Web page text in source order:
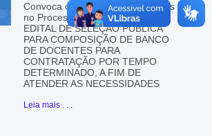
Convoca os candidatos aprovados
no Processo Seletivo 01/2026 –
EDITAL DE SELEÇÃO PÚBLICA
PARA COMPOSIÇÃO DE BANCO
DE DOCENTES PARA
CONTRATAÇÃO POR TEMPO
DETERMINADO, A FIM DE
ATENDER AS NECESSIDADES
Leia mais . . .